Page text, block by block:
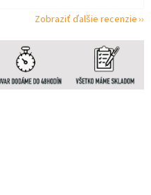
Zobraziť ďalšie recenzie